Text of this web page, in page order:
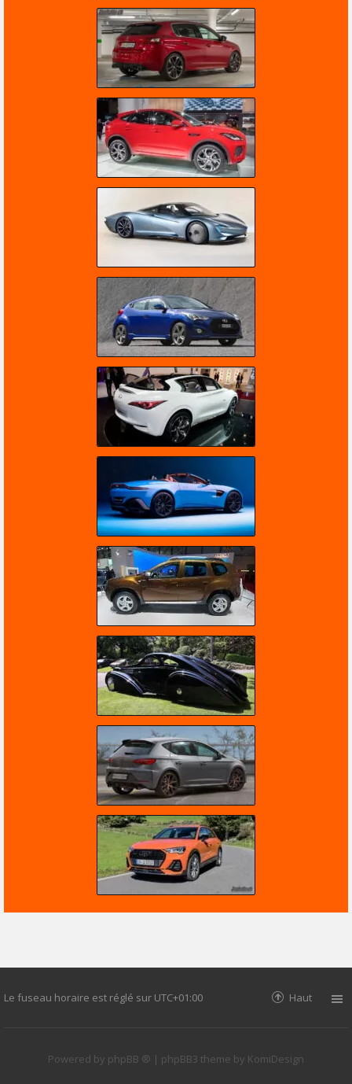
Le fuseau horaire est réglé sur UTC+01:00 Haut
Powered by phpBB ® | phpBB3 theme by KomiDesign